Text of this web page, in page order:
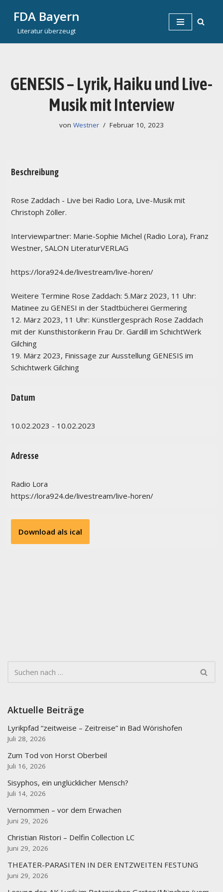
Zum
FDA Bayern
Literatur überzeugt
GENESIS – Lyrik, Haiku und Live-
Musik mit Interview
von Westner Februar 10, 2023
Beschreibung
Rose Zaddach - Live bei Radio Lora, Live-Musik mit
Christoph Zöller.
Interviewpartner: Marie-Sophie Michel (Radio Lora), Franz
Westner, SALON LiteraturVERLAG
https://lora924.de/livestream/live-horen/
Weitere Termine Rose Zaddach: 5.März 2023, 11 Uhr:
Matinee zu GENESI in der Stadtbücherei Germering
12. März 2023, 11 Uhr: Künstlergespräch Rose Zaddach
mit der Kunsthistorikerin Frau Dr. Gardill im SchichtWerk
Gilching
19. März 2023, Finissage zur Ausstellung GENESIS im
Schichtwerk Gilching
Datum
10.02.2023 - 10.02.2023
Adresse
Radio Lora
https://lora924.de/livestream/live-horen/
Download als ical
Aktuelle Beiträge
Lyrikpfad “zeitweise – Zeitreise” in Bad Wörishofen
Juli 28, 2026
Zum Tod von Horst Oberbeil
Juli 16, 2026
Sisyphos, ein unglücklicher Mensch?
Juli 14, 2026
Vernommen – vor dem Erwachen
Juni 29, 2026
Christian Ristori – Delfin Collection LC
Juni 29, 2026
THEATER-PARASITEN IN DER ENTZWEITEN FESTUNG
Juni 29, 2026